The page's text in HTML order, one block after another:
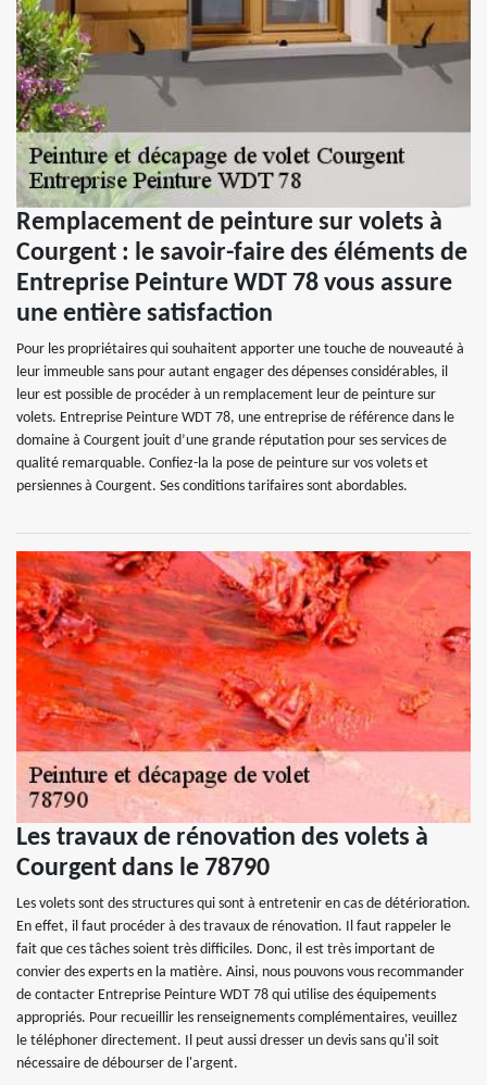
Remplacement de peinture sur volets à
Courgent : le savoir-faire des éléments de
Entreprise Peinture WDT 78 vous assure
une entière satisfaction
Pour les propriétaires qui souhaitent apporter une touche de nouveauté à
leur immeuble sans pour autant engager des dépenses considérables, il
leur est possible de procéder à un remplacement leur de peinture sur
volets. Entreprise Peinture WDT 78, une entreprise de référence dans le
domaine à Courgent jouit d’une grande réputation pour ses services de
qualité remarquable. Confiez-la la pose de peinture sur vos volets et
persiennes à Courgent. Ses conditions tarifaires sont abordables.
Les travaux de rénovation des volets à
Courgent dans le 78790
Les volets sont des structures qui sont à entretenir en cas de détérioration.
En effet, il faut procéder à des travaux de rénovation. Il faut rappeler le
fait que ces tâches soient très difficiles. Donc, il est très important de
convier des experts en la matière. Ainsi, nous pouvons vous recommander
de contacter Entreprise Peinture WDT 78 qui utilise des équipements
appropriés. Pour recueillir les renseignements complémentaires, veuillez
le téléphoner directement. Il peut aussi dresser un devis sans qu'il soit
nécessaire de débourser de l'argent.